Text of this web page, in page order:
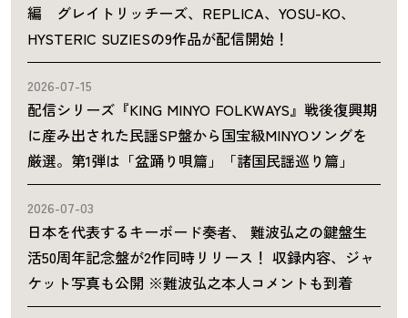
編 グレイトリッチーズ、REPLICA、YOSU-KO、
HYSTERIC SUZIESの9作品が配信開始！
2026-07-15
配信シリーズ『KING MINYO FOLKWAYS』戦後復興期
に産み出された民謡SP盤から国宝級MINYOソングを
厳選。第1弾は「盆踊り唄篇」「諸国民謡巡り篇」
2026-07-03
日本を代表するキーボード奏者、 難波弘之の鍵盤生
活50周年記念盤が2作同時リリース！ 収録内容、ジャ
ケット写真も公開 ※難波弘之本人コメントも到着